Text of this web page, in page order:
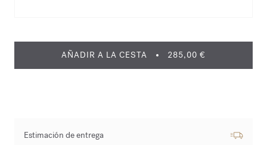
AÑADIR A LA CESTA 285,00 €
Estimación de entrega